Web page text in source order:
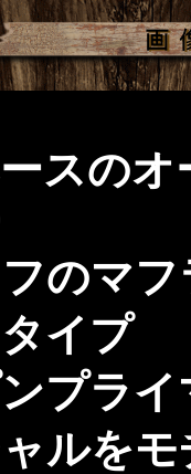
ースのオ
のマ
イプ
プラ
ルを